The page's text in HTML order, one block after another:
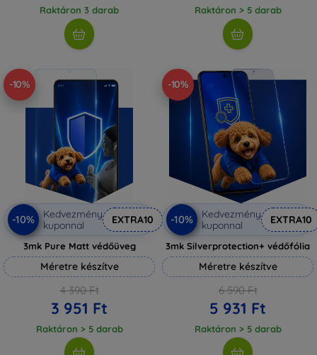
Raktáron 3 darab Raktáron > 5 darab
-10%
-10%
Kedvezmény
kuponnal
EXTRA10
3mk Pure Matt védőüveg
Méretre készítve
4 390 Ft
3 951 Ft
Raktáron > 5 darab
-10%
-10%
Kedvezmény
kuponnal
EXTRA10
3mk Silverprotection+ védőfólia
Méretre készítve
6 590 Ft
5 931 Ft
Raktáron > 5 darab